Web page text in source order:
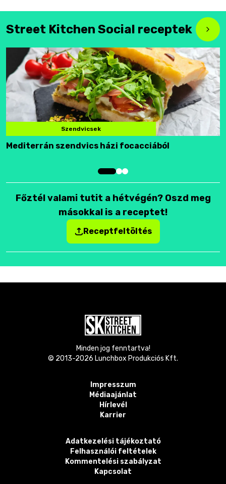
Street Kitchen Social receptek
Szendvicsek
Mediterrán szendvics házi focacciából
Főztél valami tutit a hétvégén? Oszd meg
másokkal is a receptet!
Receptfeltöltés
Minden jog fenntartva!
© 2013-2026 Lunchbox Produkciós Kft.
Impresszum
Médiaajánlat
Hírlevél
Karrier
Adatkezelési tájékoztató
Felhasználói feltételek
Kommentelési szabályzat
Kapcsolat